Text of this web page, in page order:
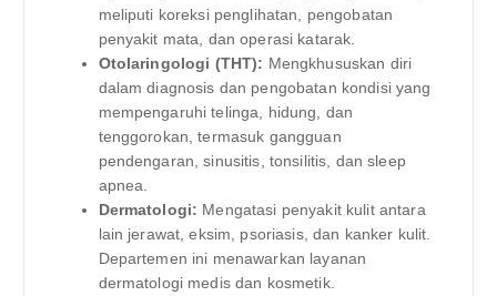
meliputi koreksi penglihatan, pengobatan
penyakit mata, dan operasi katarak.
Otolaringologi (THT): Mengkhususkan diri
dalam diagnosis dan pengobatan kondisi yang
mempengaruhi telinga, hidung, dan
tenggorokan, termasuk gangguan
pendengaran, sinusitis, tonsilitis, dan sleep
apnea.
Dermatologi: Mengatasi penyakit kulit antara
lain jerawat, eksim, psoriasis, dan kanker kulit.
Departemen ini menawarkan layanan
dermatologi medis dan kosmetik.